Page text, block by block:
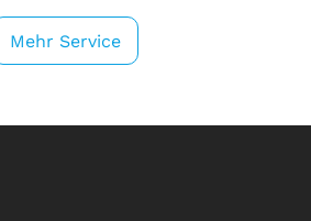
Mehr Service